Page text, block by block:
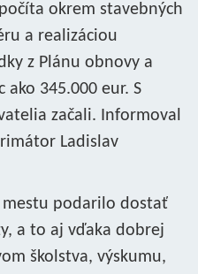
okrem stavebných
a realizáciou
z Plánu obnovy a
ako 345.000 eur. S
začali. Informoval
Ladislav
mestu podarilo dostať
a to aj vďaka dobrej
školstva, výskumu,